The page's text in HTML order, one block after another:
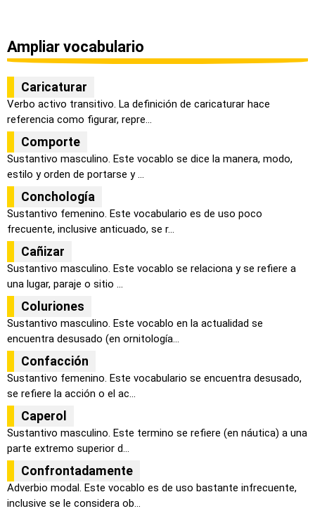
Ampliar vocabulario
Caricaturar
Verbo activo transitivo. La definición de caricaturar hace
referencia como figurar, repre...
Comporte
Sustantivo masculino. Este vocablo se dice la manera, modo,
estilo y orden de portarse y ...
Conchología
Sustantivo femenino. Este vocabulario es de uso poco
frecuente, inclusive anticuado, se r...
Cañizar
Sustantivo masculino. Este vocablo se relaciona y se refiere a
una lugar, paraje o sitio ...
Coluriones
Sustantivo masculino. Este vocablo en la actualidad se
encuentra desusado (en ornitología...
Confacción
Sustantivo femenino. Este vocabulario se encuentra desusado,
se refiere la acción o el ac...
Caperol
Sustantivo masculino. Este termino se refiere (en náutica) a una
parte extremo superior d...
Confrontadamente
Adverbio modal. Este vocablo es de uso bastante infrecuente,
inclusive se le considera ob...